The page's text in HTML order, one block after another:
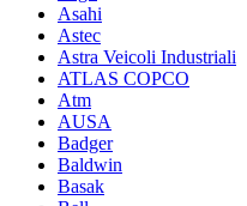
Asahi
Astec
Astra Veicoli Industriali
ATLAS COPCO
Atm
AUSA
Badger
Baldwin
Basak